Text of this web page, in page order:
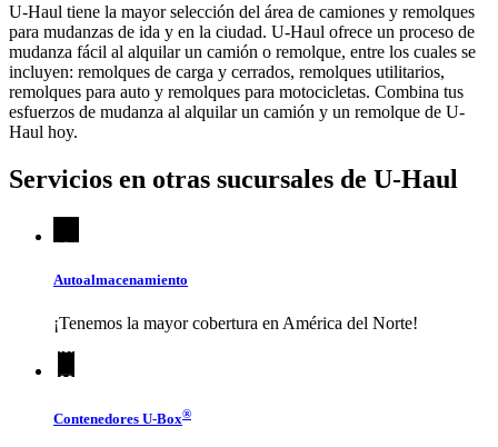
U-Haul tiene la mayor selección del área de camiones y remolques
para mudanzas de ida y en la ciudad. U-Haul ofrece un proceso de
mudanza fácil al alquilar un camión o remolque, entre los cuales se
incluyen: remolques de carga y cerrados, remolques utilitarios,
remolques para auto y remolques para motocicletas. Combina tus
esfuerzos de mudanza al alquilar un camión y un remolque de U-
Haul hoy.
Servicios en otras sucursales de U-Haul
Autoalmacenamiento
¡Tenemos la mayor cobertura en América del Norte!
Contenedores U-Box®